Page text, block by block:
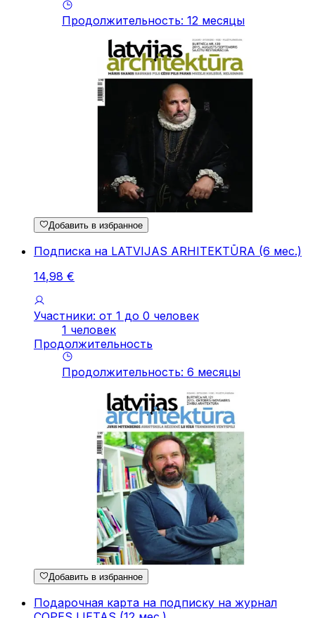
Продолжительность: 12 месяцы
Добавить в избранное
Подписка на LATVIJAS ARHITEKTŪRA (6 мес.)
14,98 €
Участники: от 1 до 0 человек
1 человек
Продолжительность
Продолжительность: 6 месяцы
Добавить в избранное
Подарочная карта на подписку на журнал